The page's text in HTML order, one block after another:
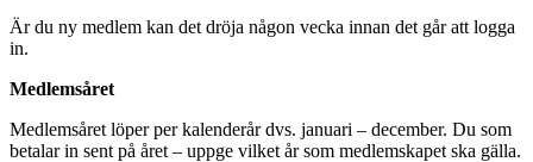
Är du ny medlem kan det dröja någon vecka innan det går att logga
in.
Medlemsåret
Medlemsåret löper per kalenderår dvs. januari – december. Du som
betalar in sent på året – uppge vilket år som medlemskapet ska gälla.